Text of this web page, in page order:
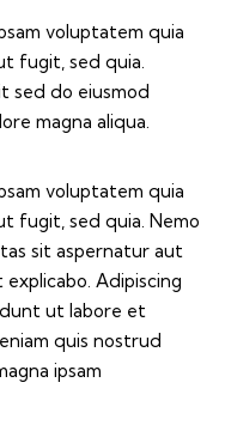
voluptatem quia
fugit, sed quia.
sed do eiusmod
magna aliqua.
voluptatem quia
fugit, sed quia. Nemo
sit aspernatur aut
Adipiscing
ut labore et
quis nostrud
ipsam